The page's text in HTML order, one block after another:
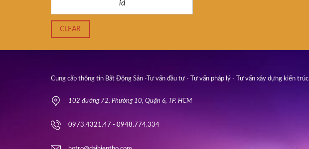
CLEAR
Cung cấp thông tin Bất Động Sản -Tư vấn đầu tư - Tư vấn pháp lý - Tư vấn xây dựng kiến trúc
102 đường 72, Phường 10, Quận 6, TP. HCM
0973.4321.47 - 0948.774.334